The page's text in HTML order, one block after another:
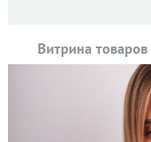
Витрина товаров